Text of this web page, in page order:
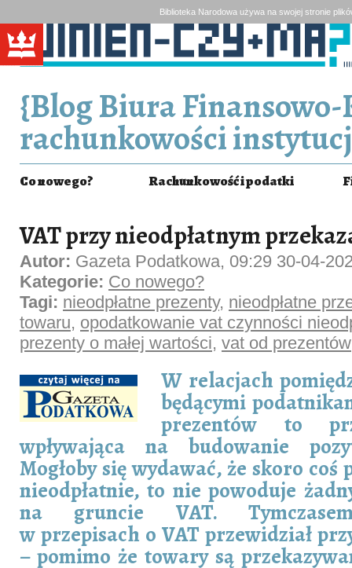
Biblioteka Narodowa używa na swojej stronie
{Blog Biura
rachunkowości
Co nowego? Rachunkowość i podatki
VAT przy nieodpłatnym
Autor: Gazeta Podatkowa, 09:29 30-04-
Kategorie: Co nowego?
Tagi: nieodpłatne prezenty, nieodpłatne
towaru, opodatkowanie vat czynności
prezenty o małej wartości, vat od prezentów
W relacjach
będącymi
prezentów to
wpływająca na budowanie
Mogłoby się wydawać, że skoro coś
nieodpłatnie, to nie powoduje
na gruncie VAT.
w przepisach o VAT przewidział
– pomimo że towary są